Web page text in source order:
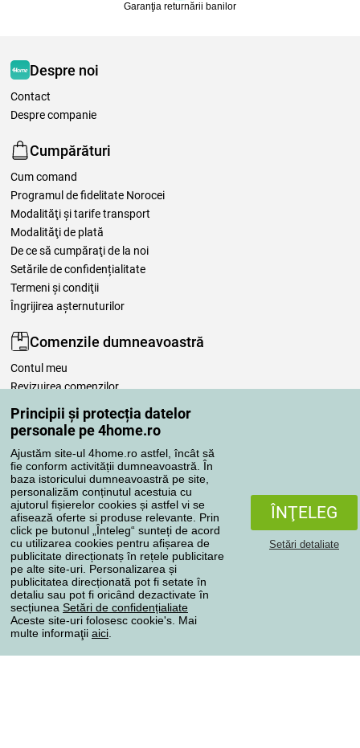
Principii și protecția datelor
personale pe 4home.ro
Ajustăm site-ul 4home.ro astfel, încât să
fie conform activității dumneavoastră. În
baza istoricului dumneavoastră pe site,
personalizăm conținutul acestuia cu
ajutorul fișierelor cookies și astfel vi se
afisează oferte si produse relevante. Prin
click pe butonul „Înteleg“ sunteți de acord
cu utilizarea cookies pentru afișarea de
publicitate direcționatș în rețele publicitare
pe alte site-uri. Personalizarea și
publicitatea direcționată pot fi setate în
detaliu sau pot fi oricând dezactivate în
secțiunea Setări de confidențialiate
Aceste site-uri folosesc cookie's. Mai
multe informaţii aici
ÎNŢELEG
Setări detaliate
Garanţia returnării banilor
Despre noi
Contact
Despre companie
Cumpărături
Cum comand
Programul de fidelitate Norocei
Modalităţi şi tarife transport
Modalităţi de plată
De ce să cumpăraţi de la noi
Setările de confidențialitate
Termeni şi condiţii
Îngrijirea așternuturilor
Comenzile dumneavoastră
Contul meu
Revizuirea comenzilor
Reclamaţii
Retragere de la contract
Regulile de procesare a recenziilor
Metode de transport
Metode de plată
Magazin de încredere